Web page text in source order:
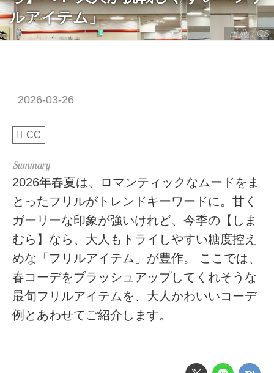
出典：CS
ルアイテム」
2026-03-26
CC
2026年春夏は、ロマンティックなムードをま
とったフリルがトレンドキーワードに。甘く
ガーリーな印象が強いけれど、今季の【しま
むら】なら、大人もトライしやすい糖度控え
めな「フリルアイテム」が豊作。 ここでは、
春コーデをブラッシュアップしてくれそうな
最旬フリルアイテムを、大人かわいいコーデ
例とあわせてご紹介します。